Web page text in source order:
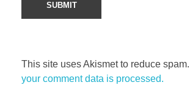
This site uses Akismet to reduce spam.
your comment data is processed.